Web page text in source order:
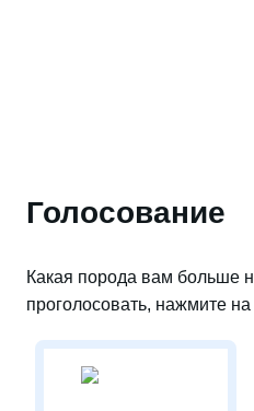
Голосование
Какая порода вам больше
проголосовать, нажмите